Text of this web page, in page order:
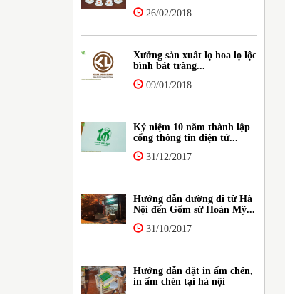
26/02/2018
Xưởng sản xuất lọ hoa lọ lộc
bình bát tràng...
09/01/2018
Kỷ niệm 10 năm thành lập
cổng thông tin điện tử...
31/12/2017
Hướng dẫn đường đi từ Hà
Nội đến Gốm sứ Hoàn Mỹ...
31/10/2017
Hướng đẫn đặt in ấm chén,
in ấm chén tại hà nội